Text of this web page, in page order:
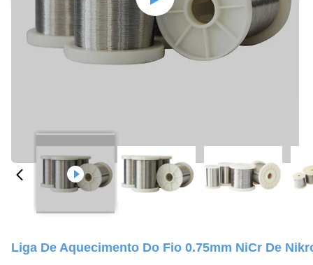
Liga De Aquecimento Do Fio 0.75mm NiCr De